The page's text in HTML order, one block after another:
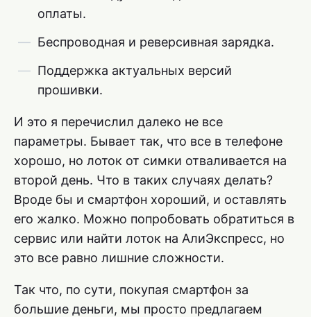
оплаты.
Беспроводная и реверсивная зарядка.
Поддержка актуальных версий
прошивки.
И это я перечислил далеко не все
параметры. Бывает так, что все в телефоне
хорошо, но лоток от симки отваливается на
второй день. Что в таких случаях делать?
Вроде бы и смартфон хороший, и оставлять
его жалко. Можно попробовать обратиться в
сервис или найти лоток на АлиЭкспресс, но
это все равно лишние сложности.
Так что, по сути, покупая смартфон за
большие деньги, мы просто предлагаем